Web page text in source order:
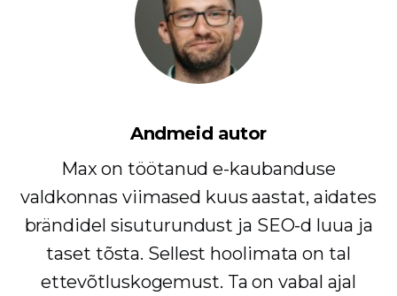
Andmeid autor
Max on töötanud e-kaubanduse
valdkonnas viimased kuus aastat, aidates
brändidel sisuturundust ja SEO-d luua ja
taset tõsta. Sellest hoolimata on tal
ettevõtluskogemust. Ta on vabal ajal